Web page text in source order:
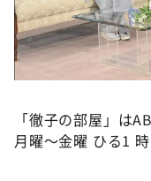
「徹子の部屋」は
月曜～金曜 ひる1 時